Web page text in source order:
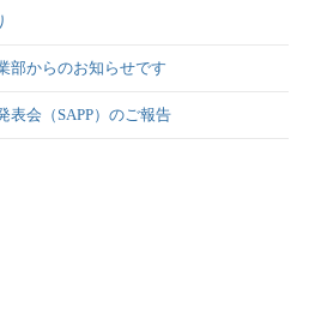
部からのお知らせです
会（SAPP）のご報告